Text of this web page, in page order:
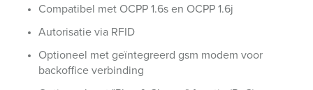
Compatibel met OCPP 1.6s en OCPP 1.6j
Autorisatie via RFID
Optioneel met geïntegreerd gsm modem voor
backoffice verbinding